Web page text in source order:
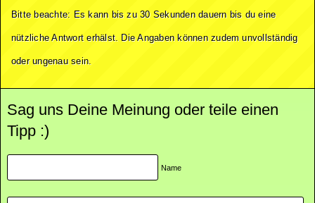
Bitte beachte: Es kann bis zu 30 Sekunden dauern bis du eine
nützliche Antwort erhälst. Die Angaben können zudem unvollständig
oder ungenau sein.
Sag uns Deine Meinung oder teile einen
Tipp :)
Name